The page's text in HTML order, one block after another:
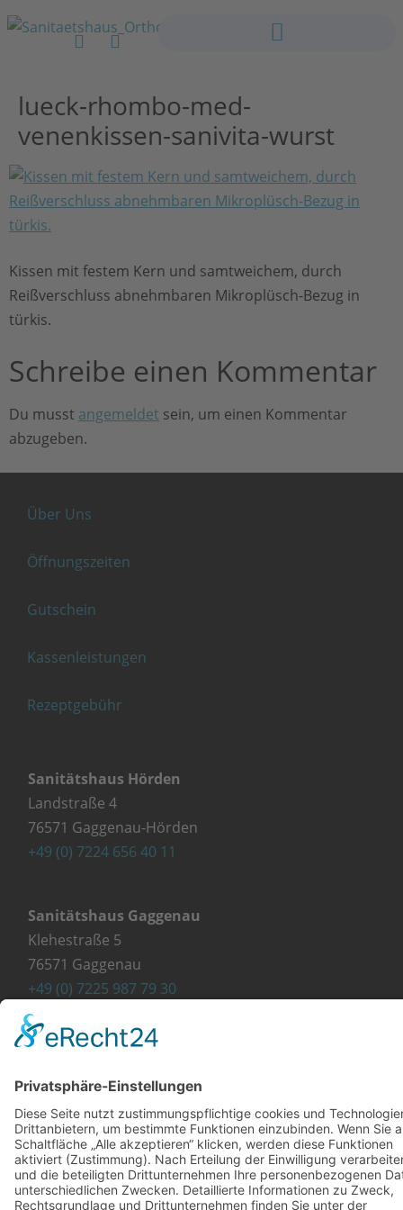
lueck-rhombo-med-
venenkissen-sanivita-wurst
Kissen mit festem Kern und samtweichem, durch
Reißverschluss abnehmbaren Mikroplüsch-Bezug in
türkis.
Schreibe einen Kommentar
Du musst angemeldet sein, um einen Kommentar
abzugeben.
Über Uns
Öffnungszeiten
Gutschein
Kassenleistungen
Rezeptgebühr
Sanitätshaus Hörden
Landstraße 4
76571 Gaggenau-Hörden
+49 (0) 7224 656 40 11
Sanitätshaus Gaggenau
Klehestraße 5
76571 Gaggenau
+49 (0) 7225 987 79 30
info@orthopaedie-wurst.de
© Copyright 2023 - Orthopädie Wurst
Kontakt Impressum Datenschutzerklärung